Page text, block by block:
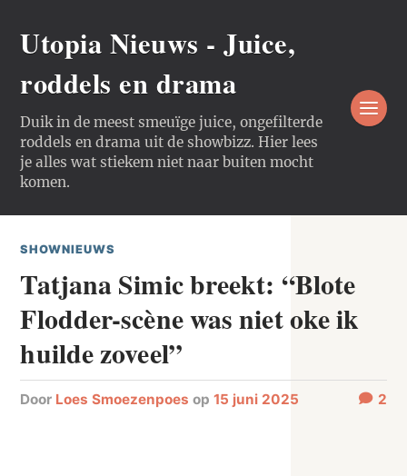
Utopia Nieuws - Juice,
roddels en drama
Duik in de meest smeuïge juice, ongefilterde
roddels en drama uit de showbizz. Hier lees
je alles wat stiekem niet naar buiten mocht
komen.
SHOWNIEUWS
Tatjana Simic breekt: “Blote
Flodder-scène was niet oke ik
huilde zoveel”
door Loes Smoezenpoes op15 juni 2025 2